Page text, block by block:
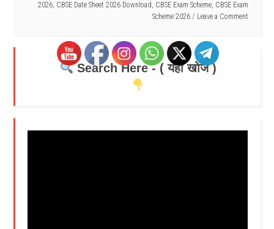
2026, CBSE Date Sheet 2026 Download, CBSE Exam Scheme, CBSE Exam
Scheme 2026
Leave a Comment
Search Here - ( यहाँ खोजें )